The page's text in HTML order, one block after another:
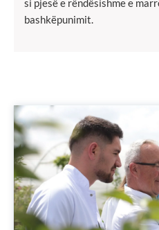
si pjesë e rëndësishme e
bashkëpunimit.